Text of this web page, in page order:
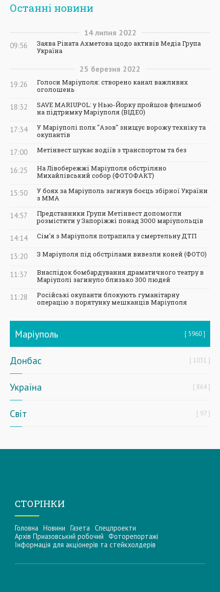
Останні новини
14 липня 2022
09:56
Заява Ріната Ахметова щодо активів Медіа Група
Україна
25 березня 2022
19:26
Голоси Маріуполя: створено канал важливих
оголошень
18:32
SAVE MARIUPOL: у Нью-Йорку пройшов флешмоб
на підтримку Маріуполя (ВІДЕО)
17:34
У Маріуполі полк "Азов" знищує ворожу техніку та
окупантів
17:00 Метінвест шукає водіїв з транспортом та без
16:25
На Лівобережжі Маріуполя обстріляно
Михайлівський собор (ФОТОФАКТ)
15:50
У боях за Маріуполь загинув боєць збірної України
з ММА
14:57
Представники Групи Метінвест допомогли
розмістити у Запоріжжі понад 3000 маріупольців
14:14 Сім'я з Маріуполя потрапила у смертельну ДТП
13:20 З Маріуполя під обстрілами вивезли коней (ФОТО)
11:37
Внаслідок бомбардування драматичного театру в
Маріуполі загинуло близько 300 людей
11:28
Російські окупанти блокують гуманітарну
операцію з порятунку мешканців Маріуполя
Маріуполь 5960
Донбас 1031
Україна 864
Світ 97
СТОРІНКИ
Головна Новини Газета Спецпроекти
Архів Приазовський робочий Фоторепортажі
Інформацiя для акцiонерiв та стейкхолдерiв